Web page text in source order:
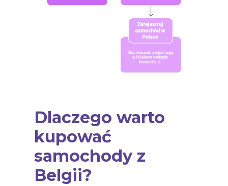
Dlaczego warto
kupować
samochody z
Belgii?